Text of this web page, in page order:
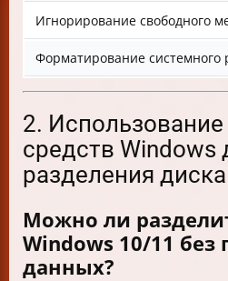
Игнорирование свободного
Форматирование системного
2.
средств Windows
разделения диска
Можно ли
Windows 10/11 без
данных?